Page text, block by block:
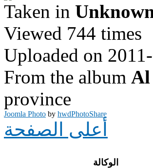
Taken in
Viewed 744 times
Uploaded on
From the album Al
province
Joomla Photo by hwdPhotoShare
أعلى الصفحة
الوكالة